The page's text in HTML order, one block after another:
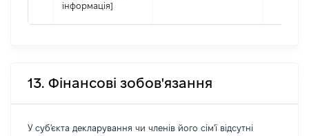
інформація]
13. Фінансові зобов'язання
У суб'єкта декларування чи членів його сім'ї відсутні